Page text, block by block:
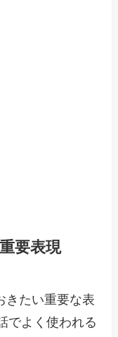
要表現
きたい重要な表
でよく使われる